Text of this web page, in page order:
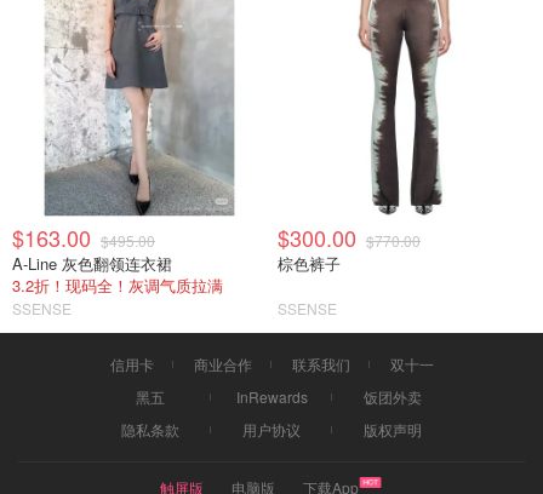
$163.00 $495.00
A-Line 灰色翻领连衣裙
3.2折！现码全！灰调气质拉满
SSENSE
$300.00 $770.00
棕色裤子
SSENSE
信用卡 商业合作 联系我们
双十一
黑五
InRewards
饭团外卖
隐私条款
用户协议 版权声明
触屏版 电脑版 下载App